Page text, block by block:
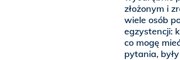
złożonym i
wiele osób
egzystencji:
co mogę
pytania,